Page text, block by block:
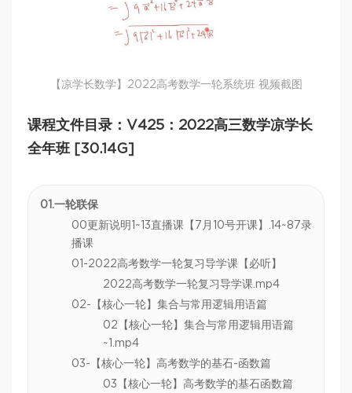
【凉学长数学】2022高考数学一轮系统班 视频截图
课程文件目录：V425：2022高三数学凉学长
全年班 [30.14G]
01.一轮联保
00更新说明1~13直播课【7月10号开课】.14~87录
播课
01-2022高考数学一轮复习导学课【必听】
2022高考数学一轮复习导学课.mp4
02-【核心一轮】集合与常用逻辑用语篇
02【核心一轮】集合与常用逻辑用语篇
~1.mp4
03-【核心一轮】高考数学的基石-函数篇
03【核心一轮】高考数学的基石函数篇